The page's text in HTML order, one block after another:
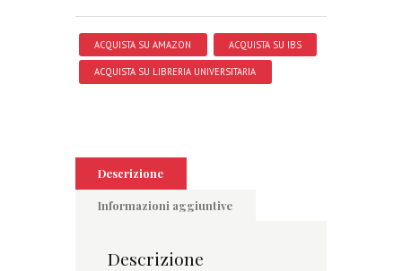
ACQUISTA SU AMAZON ACQUISTA SU IBS
ACQUISTA SU LIBRERIA UNIVERSITARIA
Descrizione
Informazioni aggiuntive
Descrizione